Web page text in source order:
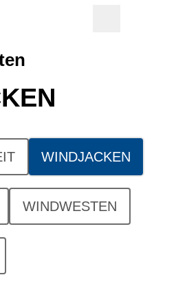
WINDJACKEN
WINDWESTEN